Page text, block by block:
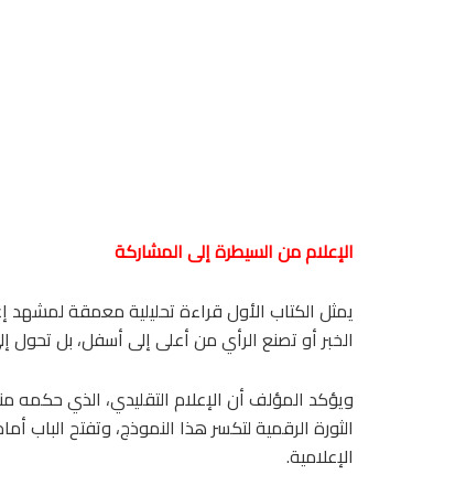
الإعلام من السيطرة إلى المشاركة
يمثل الكتاب الأول قراءة تحليلية معمقة
الخبر أو تصنع الرأي من أعلى إلى أسفل، بل تحول
ويؤكد المؤلف أن الإعلام التقليدي، الذي
الثورة الرقمية لتكسر هذا النموذج، وتفتح
الإعلامية.